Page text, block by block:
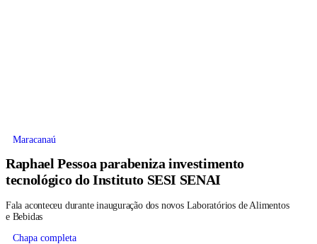
Maracanaú
Raphael Pessoa parabeniza investimento
tecnológico do Instituto SESI SENAI
Fala aconteceu durante inauguração dos novos Laboratórios de Alimentos
e Bebidas
Chapa completa